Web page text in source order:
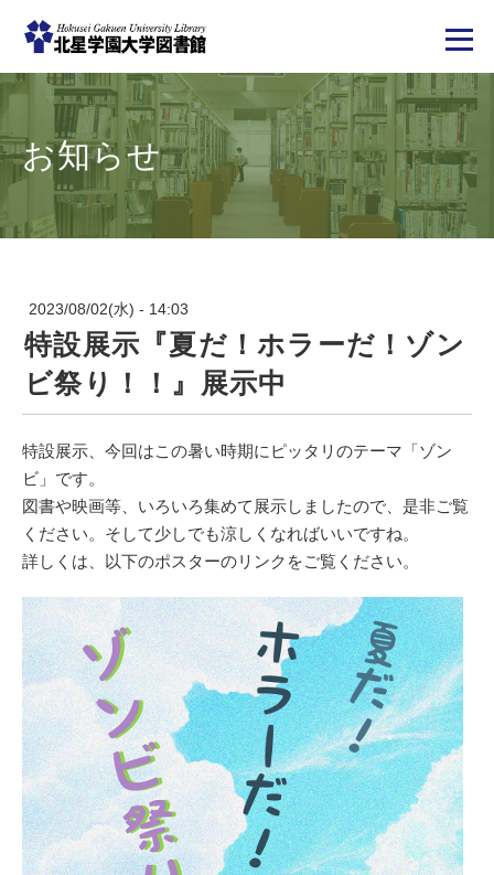
メ
イ
コ
ン
テ
ン
に
移
お知らせ
2023/08/02(水) - 14:03
特設展示『夏だ！ホラーだ！ゾン
ビ祭り！！』展示中
特設展示、今回はこの暑い時期にピッタリのテーマ「ゾン
ビ」です。
図書や映画等、いろいろ集めて展示しましたので、是非ご覧
ください。そして少しでも涼しくなればいいですね。
詳しくは、以下のポスターのリンクをご覧ください。